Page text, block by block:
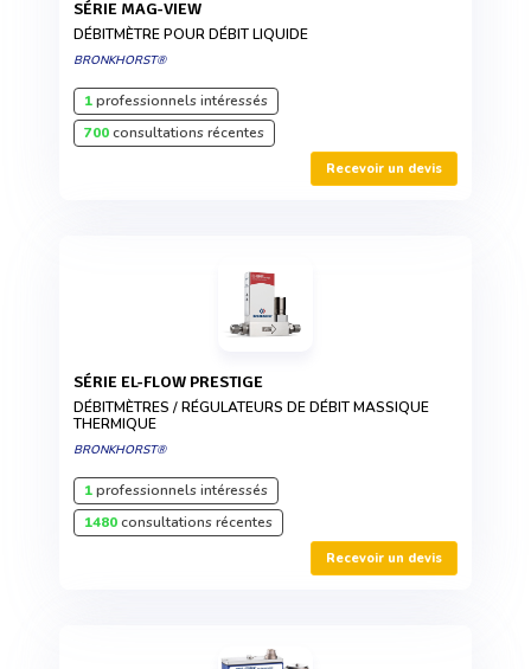
SÉRIE MAG-VIEW
DÉBITMÈTRE POUR DÉBIT LIQUIDE
BRONKHORST®
1professionnels intéressés
700consultations récentes
Recevoir un devis
SÉRIE EL-FLOW PRESTIGE
DÉBITMÈTRES / RÉGULATEURS DE DÉBIT MASSIQUE
THERMIQUE
BRONKHORST®
1professionnels intéressés
1480consultations récentes
Recevoir un devis